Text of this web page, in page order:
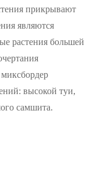
прикрывают
являются
растения большей
высокой туи,
самшита.